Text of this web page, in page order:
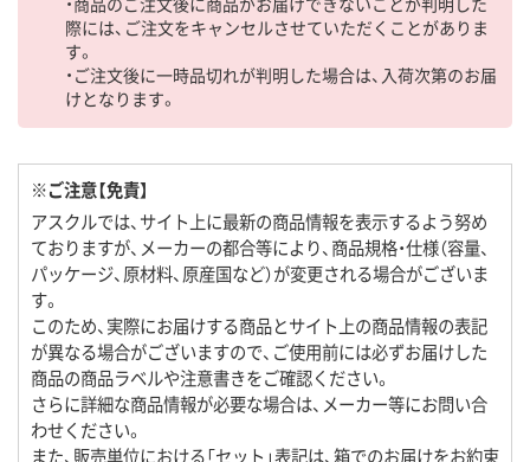
際には、ご注文をキャンセルさせていただくことがありま
す。
・ご注文後に一時品切れが判明した場合は、入荷次第のお届
けとなります。
※ご注意【免責】
アスクルでは、サイト上に最新の商品情報を表示するよう努め
ておりますが、メーカーの都合等により、商品規格・仕様（容量、
パッケージ、原材料、原産国など）が変更される場合がございま
す。
このため、実際にお届けする商品とサイト上の商品情報の表記
が異なる場合がございますので、ご使用前には必ずお届けした
商品の商品ラベルや注意書きをご確認ください。
さらに詳細な商品情報が必要な場合は、メーカー等にお問い合
わせください。
また、販売単位における「セット」表記は、箱でのお届けをお約束